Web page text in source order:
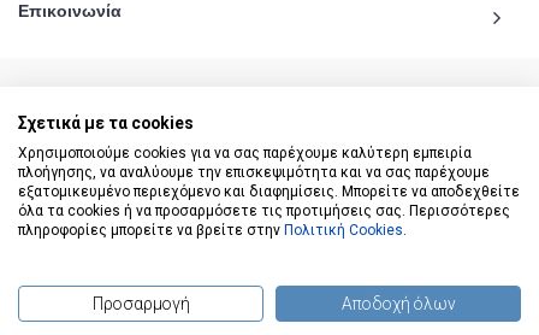
Επικοινωνία
© 2020 - 2026 katiginetai.gr All Rights Reserved.
(0) προϊόντα
Σχετικά με τα cookies
Χρησιμοποιούμε cookies για να σας παρέχουμε καλύτερη εμπειρία
πλοήγησης, να αναλύουμε την επισκεψιμότητα και να σας παρέχουμε
εξατομικευμένο περιεχόμενο και διαφημίσεις. Μπορείτε να αποδεχθείτε
όλα τα cookies ή να προσαρμόσετε τις προτιμήσεις σας. Περισσότερες
πληροφορίες μπορείτε να βρείτε στην Πολιτική Cookies.
Προσαρμογή Αποδοχή όλων